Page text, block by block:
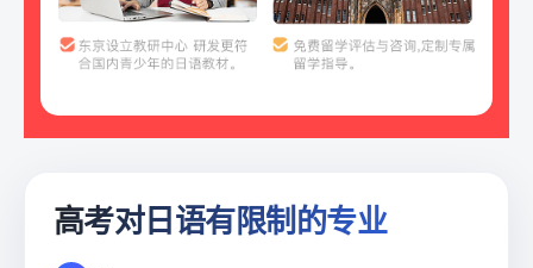
高考对日语有限制的专业